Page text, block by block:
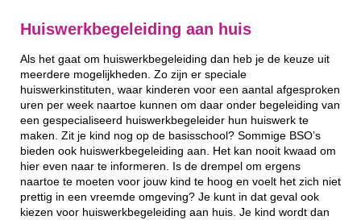
Huiswerkbegeleiding aan huis
Als het gaat om huiswerkbegeleiding dan heb je de keuze uit
meerdere mogelijkheden. Zo zijn er speciale
huiswerkinstituten, waar kinderen voor een aantal afgesproken
uren per week naartoe kunnen om daar onder begeleiding van
een gespecialiseerd huiswerkbegeleider hun huiswerk te
maken. Zit je kind nog op de basisschool? Sommige BSO’s
bieden ook huiswerkbegeleiding aan. Het kan nooit kwaad om
hier even naar te informeren. Is de drempel om ergens
naartoe te moeten voor jouw kind te hoog en voelt het zich niet
prettig in een vreemde omgeving? Je kunt in dat geval ook
kiezen voor huiswerkbegeleiding aan huis. Je kind wordt dan